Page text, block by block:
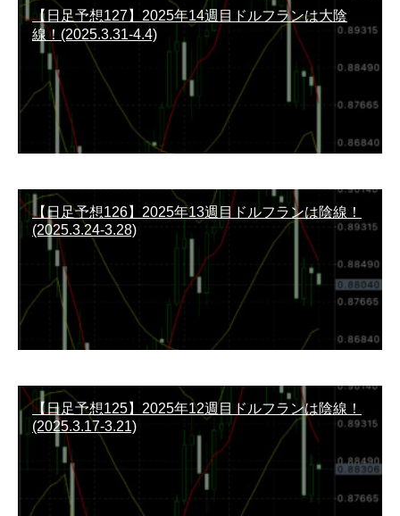
【日足予想127】2025年14週目ドルフランは大陰
線！(2025.3.31-4.4)
【日足予想126】2025年13週目ドルフランは陰線！
(2025.3.24-3.28)
【日足予想125】2025年12週目ドルフランは陰線！
(2025.3.17-3.21)